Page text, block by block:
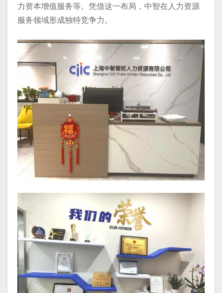
力资本增值服务等。凭借这一布局，中智在人力资源
服务领域形成独特竞争力。